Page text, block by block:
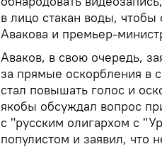
в лицо стакан воды,
Авакова и премьер-
Аваков, в свою очередь,
за прямые оскорбления в
стал повышать голос и
якобы обсуждал вопрос
с "русским олигархом с
популистом и заявил, что